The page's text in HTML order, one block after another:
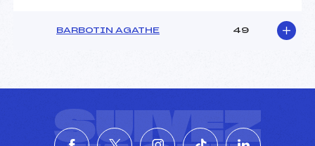
BARBOTIN AGATHE 49
SUIVEZ